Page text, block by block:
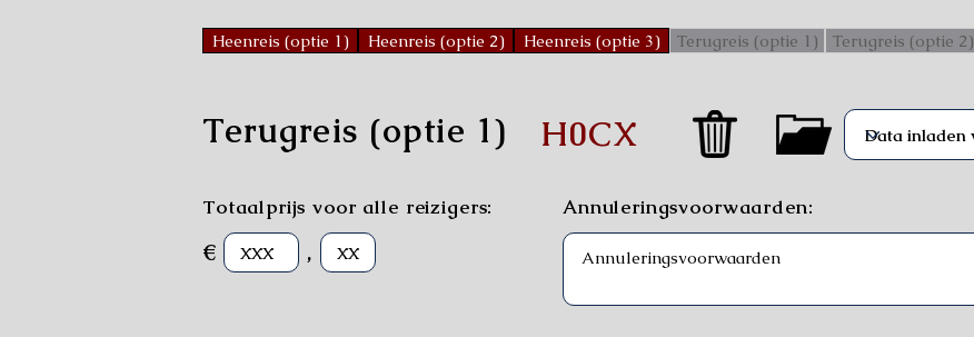
Heenreis (optie 1) Heenreis (optie 2) Heenreis (optie 3) Terugreis (optie 1) Terugreis (optie 2)
Terugreis (optie 1) H0CX
Totaalprijs voor alle reizigers:
€ ,
Annuleringsvoorwaarden: